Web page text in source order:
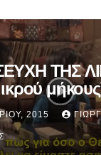
ΤΗΣ
2015